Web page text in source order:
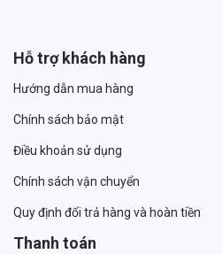
Hỗ trợ khách hàng
Hướng dẫn mua hàng
Chính sách bảo mật
Điều khoản sử dụng
Chính sách vận chuyển
Quy định đổi trả hàng và hoàn tiền
Thanh toán